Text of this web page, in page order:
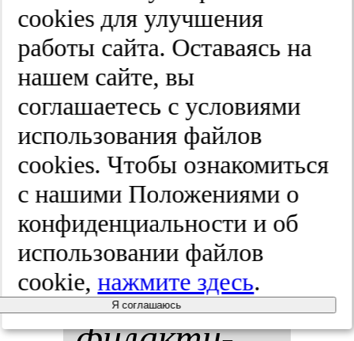
ва­ни­ями
по дан­ным
дли­тель­но­
го пос­тгос­
пи­таль­но­го
наб­лю­де­
ния. Про­
cооkies для улучшения
работы сайта. Оставаясь на
нашем сайте, вы
соглашаетесь с условиями
использования файлов
cооkies. Чтобы ознакомиться
с нашими Положениями о
конфиденциальности и об
использовании файлов
cookie,нажмите здесь.
Я соглашаюсь